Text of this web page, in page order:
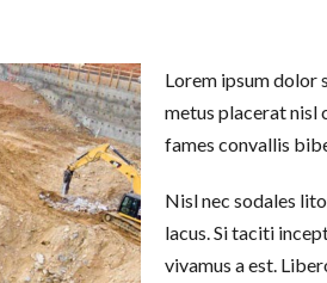
Lorem ipsum dolor
metus placerat nisl
fames convallis
Nisl nec sodales
lacus. Si taciti
vivamus a est.